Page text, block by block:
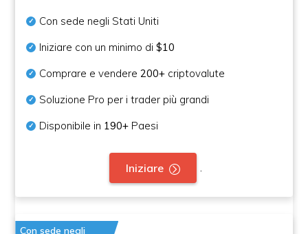
Con sede negli Stati Uniti
Iniziare con un minimo di$10
Comprare e vendere200+ criptovalute
Soluzione Pro per i trader più grandi
Disponibile in 190+ Paesi
Iniziare
Con sede negli